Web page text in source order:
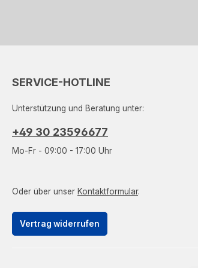
SERVICE-HOTLINE
Unterstützung und Beratung unter:
+49 30 23596677
Mo-Fr - 09:00 - 17:00 Uhr
Oder über unser Kontaktformular.
Vertrag widerrufen